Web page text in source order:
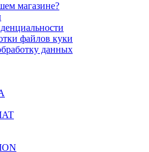
магазине?
файлов куки
данных